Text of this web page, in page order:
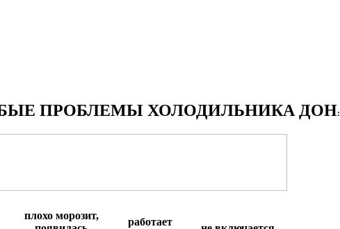
ПРОБЛЕМЫ ХОЛОДИЛЬНИКА ДОН:
плохо морозит,
работает